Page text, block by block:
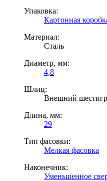
Упаковка:
Картонная
Материал:
Сталь
Диаметр, мм:
4,8
Шлиц:
Внешний
Длина, мм:
29
Тип фасовки:
Мелкая фасовка
Наконечник:
Уменьшенное